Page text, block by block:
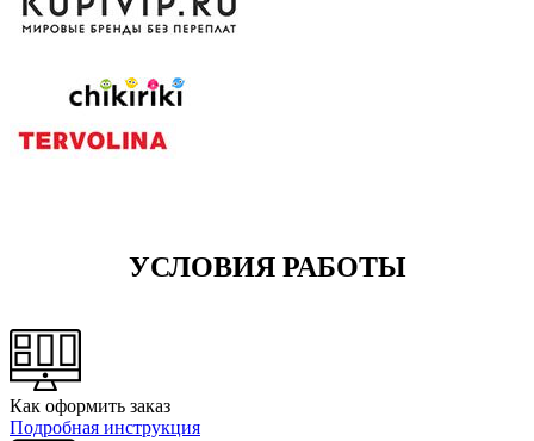
УСЛОВИЯ РАБОТЫ
Как оформить заказ
Подробная инструкция